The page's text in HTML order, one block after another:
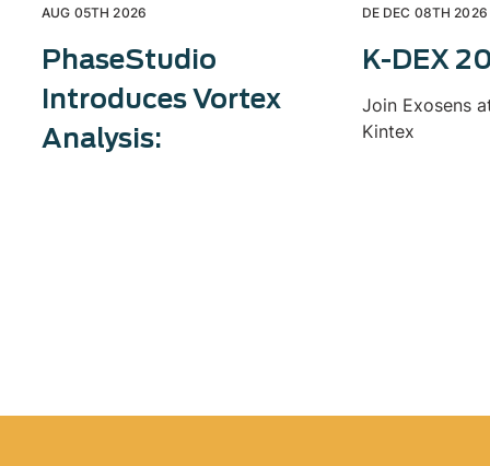
AUG 05TH 2026
PhaseStudio
Introduces Vortex
Analysis:
DE DEC 08TH
K-DEX
Join Exosens
Kintex